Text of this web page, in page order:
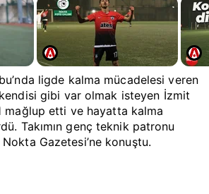
ligde kalma mücadelesi veren
gibi var olmak isteyen İzmit
mağlup etti ve hayatta kalma
Takımın genç teknik patronu
Gazetesi’ne konuştu.